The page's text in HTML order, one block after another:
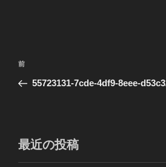
投
ナ
ー
シ
前
の
前
55723131-7cde-4df9-8eee-
最近の投稿